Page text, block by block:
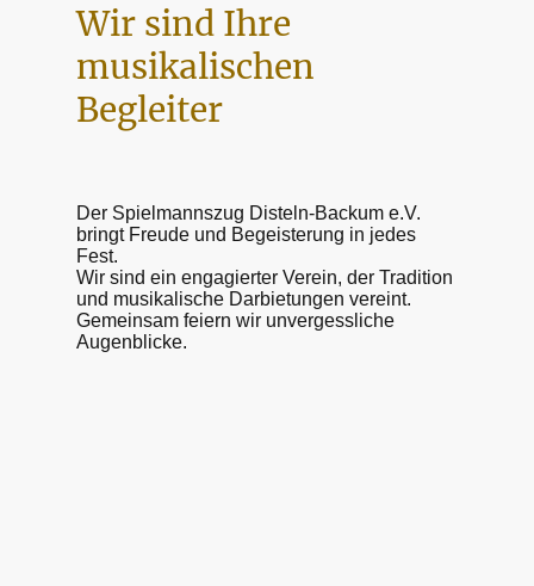
Wir sind Ihre
musikalischen
Begleiter
Der Spielmannszug Disteln-Backum e.V.
bringt Freude und Begeisterung in jedes
Fest.
Wir sind ein engagierter Verein, der Tradition
und musikalische Darbietungen vereint.
Gemeinsam feiern wir unvergessliche
Augenblicke.